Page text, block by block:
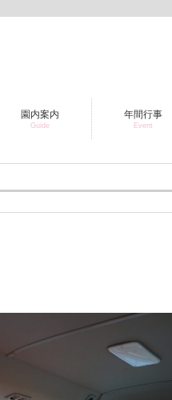
園内案内
Guide
年間行事
Event